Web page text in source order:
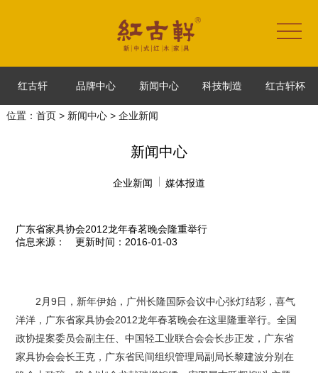
红古轩 品牌中心 新闻中心 科技制造 红古轩杯
位置： 首页> 新闻中心> 企业新闻
新闻中心
企业新闻 媒体报道
广东省家具协会2012龙年春茗晚会隆重举行
信息来源：
更新时间：2016-01-03
2月9日，新年伊始，广州长隆国际会议中心张灯结彩，喜气
洋洋，广东省家具协会2012龙年春茗晚会在这里隆重举行。全国
政协提案委员会副主任、中国轻工业联合会会长步正发，广东省
家具协会会长王克，广东省民间组织管理局副局长黎建波分别在